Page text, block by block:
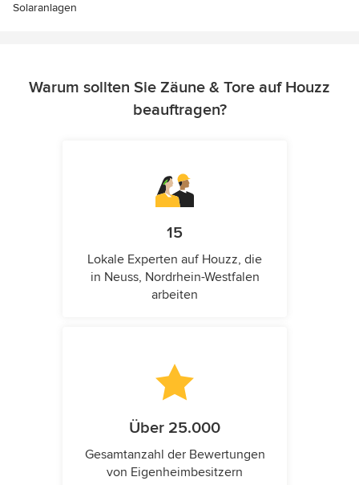
Solaranlagen
Warum sollten Sie Zäune & Tore auf Houzz
beauftragen?
15
Lokale Experten auf Houzz, die
in Neuss, Nordrhein-Westfalen
arbeiten
Über 25.000
Gesamtanzahl der Bewertungen
von Eigenheimbesitzern